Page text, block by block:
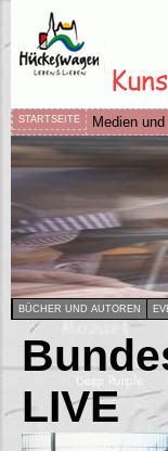
STARTSEITE Medien
BÜCHER UND AUTOREN
LIVE